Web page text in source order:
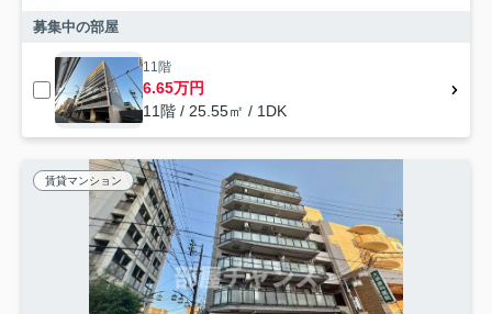
募集中の部屋
11階
6.65万円
11階 / 25.55㎡ / 1DK
賃貸マンション